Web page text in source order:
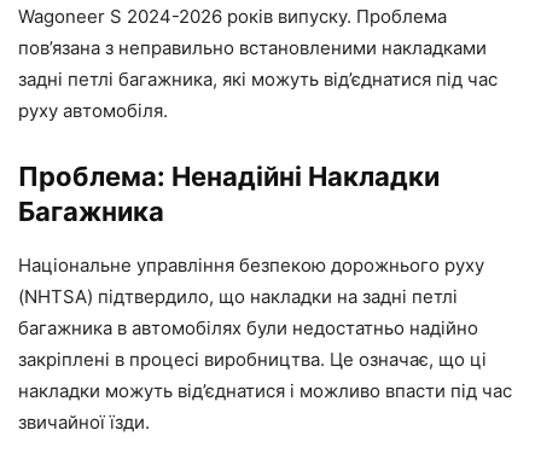
Wagoneer S 2024-2026 років випуску. Проблема
пов’язана з неправильно встановленими накладками
задні петлі багажника, які можуть від’єднатися під час
руху автомобіля.
Проблема: Ненадійні Накладки
Багажника
Національне управління безпекою дорожнього руху
(NHTSA) підтвердило, що накладки на задні петлі
багажника в автомобілях були недостатньо надійно
закріплені в процесі виробництва. Це означає, що ці
накладки можуть від’єднатися і можливо впасти під час
звичайної їзди.